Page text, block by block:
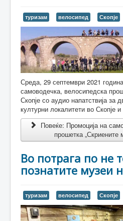
туризам велосипед Скопје
Среда, 29 септември 2021
самоводечка, велосипедска
Скопје со аудио напатствија
културни локалитети во Скопје
Повеќе: Промоција на
прошетка „Скриените
Во потрага по не
познатите музеи
туризам велосипед Скопје